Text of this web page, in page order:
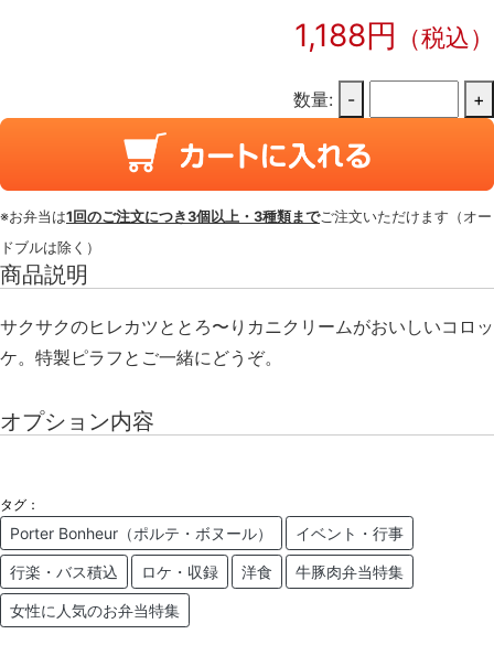
1,188円
（税込）
数量: - +
※お弁当は1回のご注文につき3個以上・3種類までご注文いただけます（オー
ドブルは除く）
商品説明
サクサクのヒレカツととろ〜りカニクリームがおいしいコロッ
ケ。特製ピラフとご一緒にどうぞ。
オプション内容
タグ：
Porter Bonheur（ポルテ・ボヌール） イベント・行事
行楽・バス積込 ロケ・収録 洋食 牛豚肉弁当特集
女性に人気のお弁当特集